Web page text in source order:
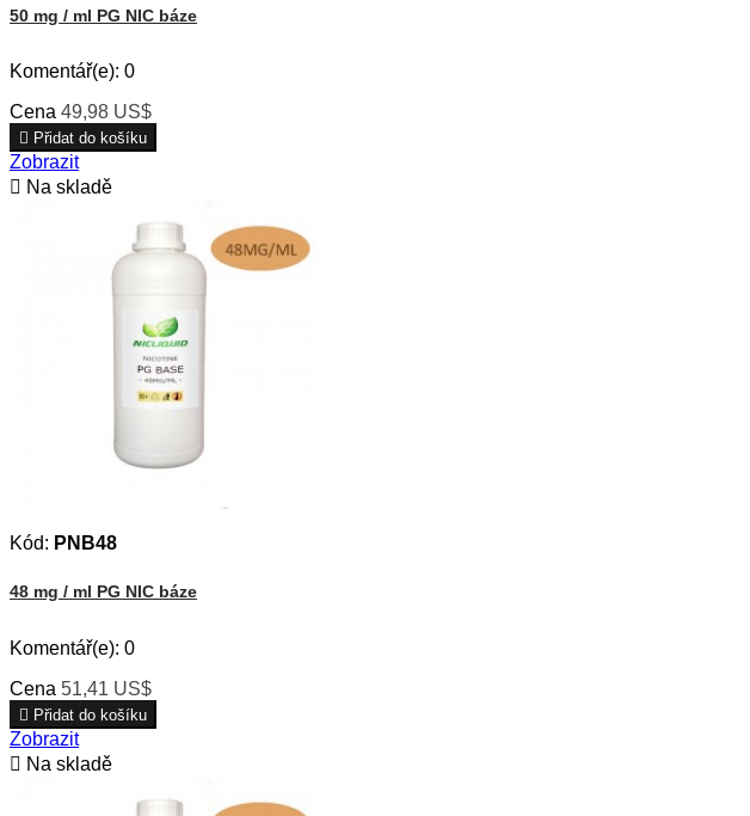
50 mg / ml PG NIC báze
Komentář(e): 0
Cena 49,98 US$
 Přidat do košíku
Zobrazit
 Na skladě
Kód: PNB48
48 mg / ml PG NIC báze
Komentář(e): 0
Cena 51,41 US$
 Přidat do košíku
Zobrazit
 Na skladě